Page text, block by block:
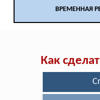
ВРЕМЕННАЯ
Как